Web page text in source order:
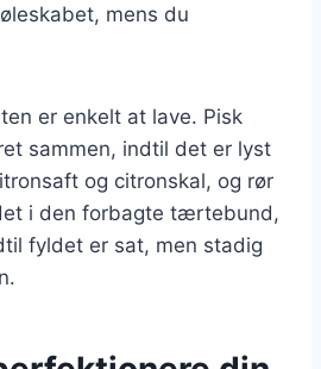
mens du
er enkelt at lave. Pisk
sammen, indtil det er lyst
og citronskal, og rør
i den forbagte tærtebund,
fyldet er sat, men stadig